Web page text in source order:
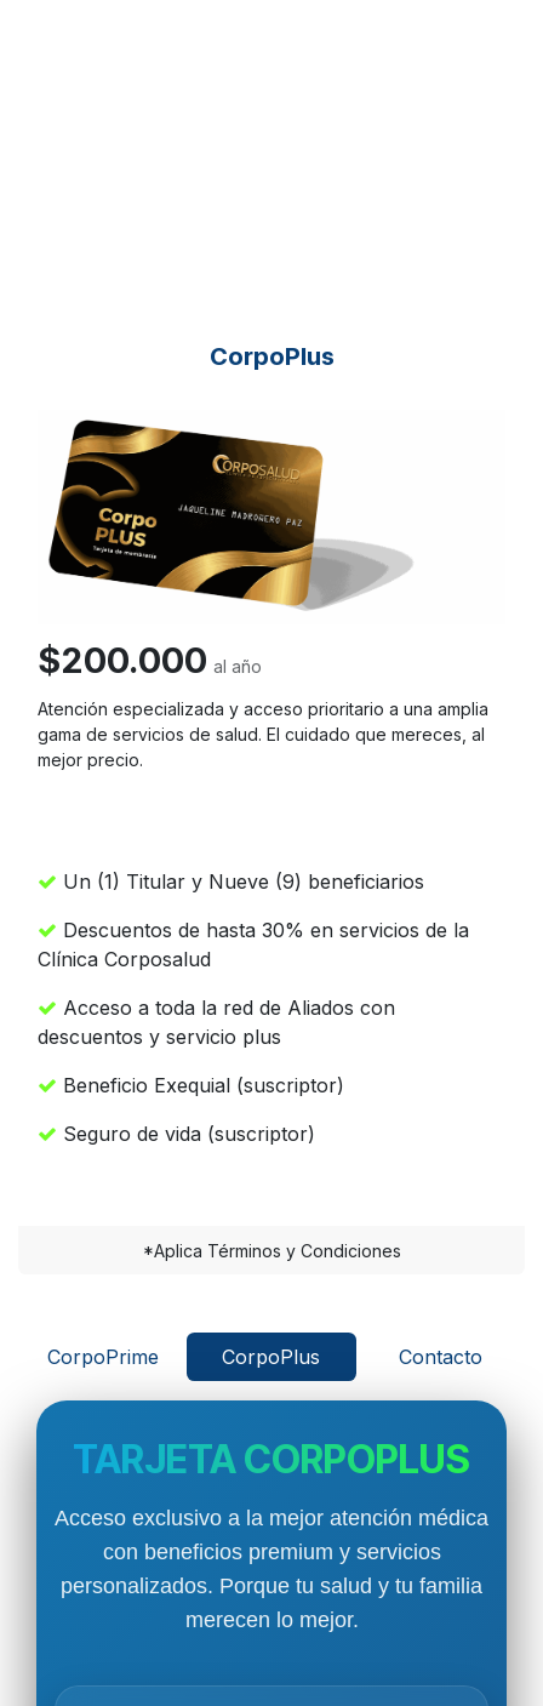
CorpoPlus
$200.000 al año
Atención especializada y acceso prioritario a una amplia
gama de servicios de salud. El cuidado que mereces, al
mejor precio.
Un (1) Titular y Nueve (9) beneficiarios
Descuentos de hasta 30% en servicios de la
Clínica Corposalud
Acceso a toda la red de Aliados con
descuentos y servicio plus
Beneficio Exequial (suscriptor)
Seguro de vida (suscriptor)
*Aplica Términos y Condiciones
CorpoPrime CorpoPlus Contacto
TARJETA CORPOPLUS
Acceso exclusivo a la mejor atención médica
con beneficios premium y servicios
personalizados. Porque tu salud y tu familia
merecen lo mejor.